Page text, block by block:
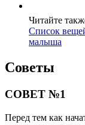
Читайте
Список
малыша
Советы
СОВЕТ №1
Перед тем как